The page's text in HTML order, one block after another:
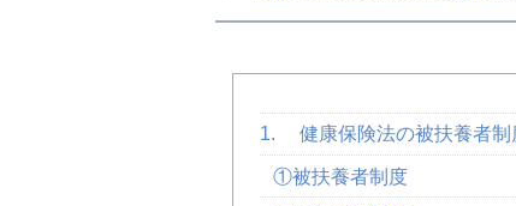
1. 健康保険法の被扶養者制
①被扶養者制度